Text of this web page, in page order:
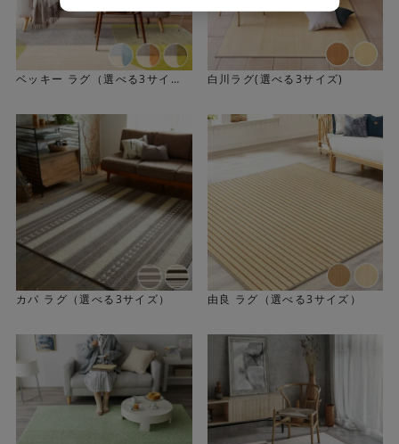
ペットと一緒に快適に過ごせる機能
防ダニ加工、高機能の消臭機能を施しています。裏面は、
清潔で安全性の高い滑り止め加工を採用し、 走り回っても
でオールシーズン快適、ペットはもちろん、 家族みんなが
安心して使える日本製ラグです。
ベッキー ラグ（選べる3サイ
白川ラグ(選べる3サイズ)
カパ ラグ（選べる3サイズ） 由良 ラグ（選べる3サイズ）